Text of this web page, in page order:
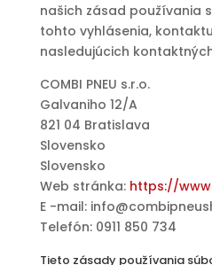
našich zásad používania
tohto vyhlásenia,
nasledujúcich
COMBI PNEU s.r.o.
Galvaniho 12/A
821 04 Bratislava
Slovensko
Slovensko
Web stránka: https://
E -mail:
Telefón: 0911 850 734
Tieto zásady používania